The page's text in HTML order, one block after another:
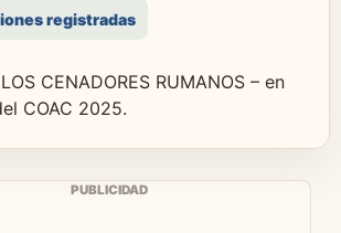
registradas
CENADORES RUMANOS – en
COAC 2025.
PUBLICIDAD